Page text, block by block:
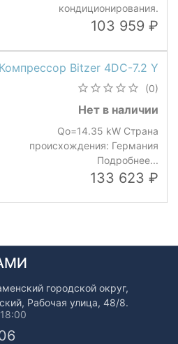
кондиционирования.
103 959
Компрессор Bitzer 4DC-7.2 Y
(0)
Нет в наличии
Qo=14.35 kW Страна
происхождения: Германия
Подробнее...
133 623
городской округ,
Рабочая улица, 48/8.